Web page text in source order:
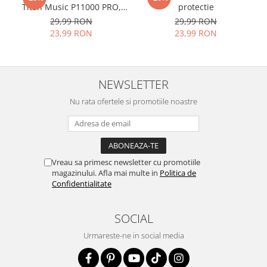
AcestagaranteazacaNU SE
SPARGE in mii de cioburi
ascutite si periculoase.
Nu numai ca este rezistenta la
zgarieturi si spargere, ci si
INTARESTEecranul!
Folia avand rezistenta 9H la
zgarieturi, asigura si un aspect
imaculat ecranului pe timp
Titan Music P11000 PRO,
VDOO
29,99 RON
23,99 RON
protectie
29,99 RON
23,99 RON
NEWSLETTER
Nu rata ofertele si promotiile noastre
Vreau sa primesc newsletter cu promotiile
magazinului. Afla mai multe in Politica de
Confidentialitate
SOCIAL
Urmareste-ne in social media